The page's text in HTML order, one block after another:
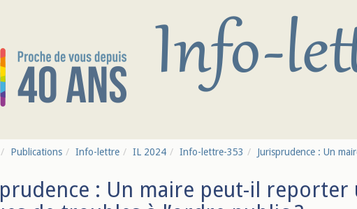
Publications Info-lettre IL 2024 Info-lettre-353 Jurisprudence : Un
: Un maire peut-il reporter